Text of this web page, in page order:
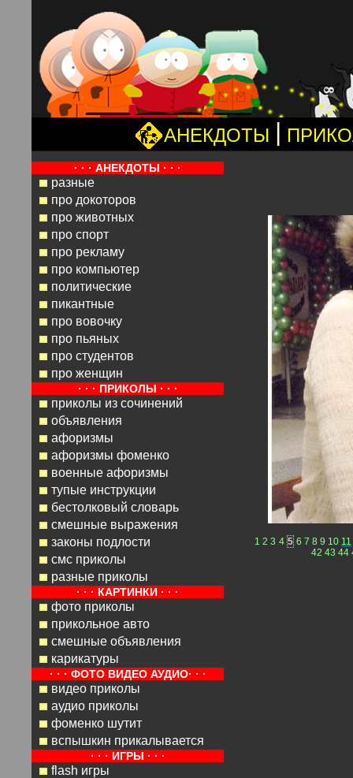
АНЕКДОТЫ |
· · · АНЕКДОТЫ · · ·
разные
про докоторов
про животных
про спорт
про рекламу
про компьютер
политические
пикантные
про вовочку
про пьяных
про студентов
про женщин
· · · ПРИКОЛЫ · · ·
приколы из сочинений
объявления
афоризмы
афоризмы фоменко
военные афоризмы
тупые инструкции
бестолковый словарь
смешные выражения
законы подлости
смс приколы
разные приколы
· · · КАРТИНКИ · · ·
фото приколы
прикольное авто
смешные объявления
карикатуры
· · · ФОТО ВИДЕО АУДИО· · ·
видео приколы
аудио приколы
фоменко шутит
вспышкин прикалывается
· · · ИГРЫ · · ·
flash игры
1 2 3 4 5 6 7 8 9 10 11
42 43 44